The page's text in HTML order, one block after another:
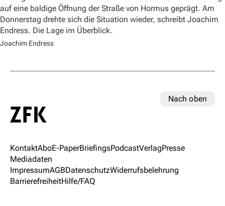
auf eine baldige Öffnung der Straße von Hormus geprägt. Am
Donnerstag drehte sich die Situation wieder, schreibt Joachim
Endress. Die Lage im Überblick.
Joachim Endress
Nach oben
KontaktAboE-PaperBriefingsPodcastVerlagPresse
Mediadaten
ImpressumAGBDatenschutzWiderrufsbelehrung
BarrierefreiheitHilfe/FAQ